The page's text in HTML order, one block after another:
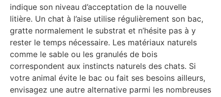
indique son niveau d’acceptation de la nouvelle
litière. Un chat à l’aise utilise régulièrement son bac,
gratte normalement le substrat et n’hésite pas à y
rester le temps nécessaire. Les matériaux naturels
comme le sable ou les granulés de bois
correspondent aux instincts naturels des chats. Si
votre animal évite le bac ou fait ses besoins ailleurs,
envisagez une autre alternative parmi les nombreuses